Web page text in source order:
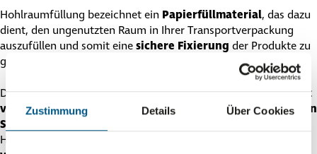
Zustimmung Details Über Cookies
Hohl­raum­fül­lung bezeichnet ein Papier­füll­ma­te­rial, das dazu
dient, den ungenutzten Raum in Ihrer Trans­port­ver­pa­ckung
auszufüllen und somit eine sichere Fixierung der Produkte zu
gewährleisten.
Diese Methode ermöglicht nicht nur eineneffizienten Einsatz
von Materialien, sondern gewährleistet auch einenoptimalen
Schutz
Hohl­raum­fül­lung kann an die spezifischen Anforderungen